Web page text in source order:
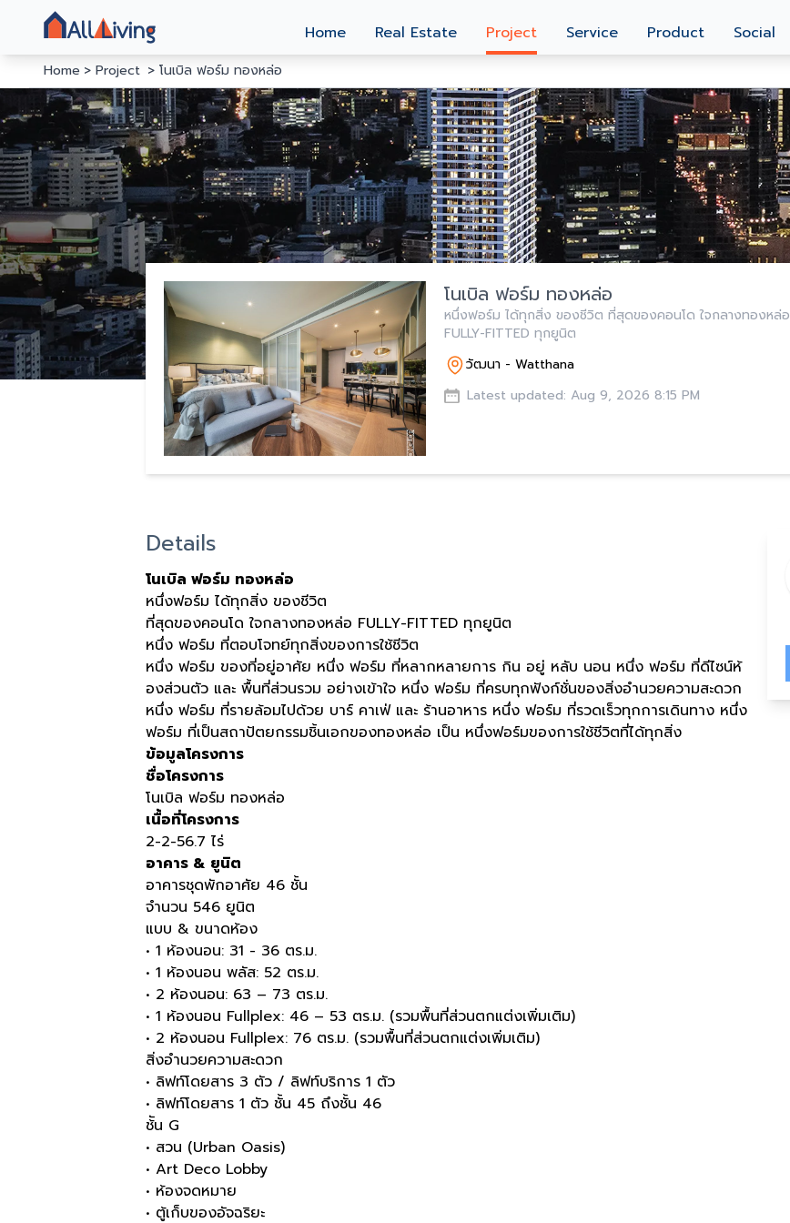
Home Real Estate Project Service Product Social
Home Project โนเบิล ฟอร์ม ทองหล่อ
โนเบิล ฟอร์ม ทองหล่อ
หนึ่งฟอร์ม ได้ทุกสิ่ง ของชีวิต ที่สุดของคอนโด ใจกลางทองหล่อ
FULLY-FITTED ทุกยูนิต
วัฒนา - Watthana
Latest updated: Aug 9, 2026 8:15 PM
Details
โนเบิล ฟอร์ม ทองหล่อ
หนึ่งฟอร์ม ได้ทุกสิ่ง ของชีวิต
ที่สุดของคอนโด ใจกลางทองหล่อ FULLY-FITTED ทุกยูนิต
หนึ่ง ฟอร์ม ที่ตอบโจทย์ทุกสิ่งของการใช้ชีวิต
หนึ่ง ฟอร์ม ของที่อยู่อาศัย หนึ่ง ฟอร์ม ที่หลากหลายการ กิน อยู่ หลับ นอน หนึ่ง ฟอร์ม ที่ดีไซน์ห้
องส่วนตัว และ พื้นที่ส่วนรวม อย่างเข้าใจ หนึ่ง ฟอร์ม ที่ครบทุกฟังก์ชั่นของสิ่งอำนวยความสะดวก
หนึ่ง ฟอร์ม ที่รายล้อมไปด้วย บาร์ คาเฟ่ และ ร้านอาหาร หนึ่ง ฟอร์ม ที่รวดเร็วทุกการเดินทาง หนึ่ง
ฟอร์ม ที่เป็นสถาปัตยกรรมชิ้นเอกของทองหล่อ เป็น หนึ่งฟอร์มของการใช้ชีวิตที่ได้ทุกสิ่ง
ข้อมูลโครงการ
ชื่อโครงการ
โนเบิล ฟอร์ม ทองหล่อ
เนื้อที่โครงการ
2-2-56.7 ไร่
อาคาร & ยูนิต
อาคารชุดพักอาศัย 46 ชั้น
จำนวน 546 ยูนิต
แบบ & ขนาดห้อง
• 1 ห้องนอน: 31 - 36 ตร.ม.
• 1 ห้องนอน พลัส: 52 ตร.ม.
• 2 ห้องนอน: 63 – 73 ตร.ม.
• 1 ห้องนอน Fullplex: 46 – 53 ตร.ม. (รวมพื้นที่ส่วนตกแต่งเพิ่มเติม)
• 2 ห้องนอน Fullplex: 76 ตร.ม. (รวมพื้นที่ส่วนตกแต่งเพิ่มเติม)
สิ่งอำนวยความสะดวก
• ลิฟท์โดยสาร 3 ตัว / ลิฟท์บริการ 1 ตัว
• ลิฟท์โดยสาร 1 ตัว ชั้น 45 ถึงชั้น 46
ช้ัน G
• สวน (Urban Oasis)
• Art Deco Lobby
• ห้องจดหมาย
• ตู้เก็บของอัจฉริยะ